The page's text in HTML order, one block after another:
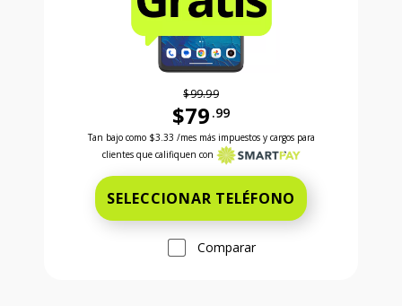
$99.99
$79 .99
Antes el precio era 99 dollars and 99 cents Ahora
Tan bajo como $3.33 /mes más impuestos y cargos para
clientes que califiquen con
SELECCIONAR TELÉFONO
Comparar